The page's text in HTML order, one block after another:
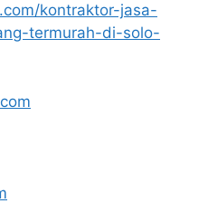
kontraktor-jasa-
termurah-di-solo-